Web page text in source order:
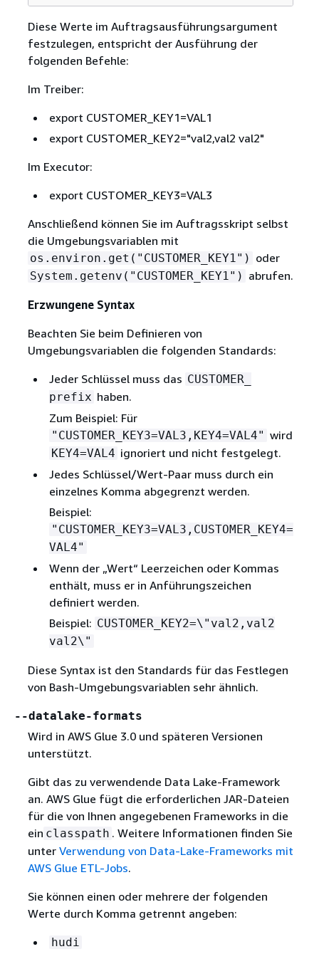
Diese Werte im Auftragsausführungsargument
festzulegen, entspricht der Ausführung der
folgenden Befehle:
Im Treiber:
export CUSTOMER_KEY1=VAL1
export CUSTOMER_KEY2="val2,val2 val2"
Im Executor:
export CUSTOMER_KEY3=VAL3
Anschließend können Sie im Auftragsskript selbst
die Umgebungsvariablen mit
os.environ.get("CUSTOMER_KEY1") oder
System.getenv("CUSTOMER_KEY1") abrufen.
Erzwungene Syntax
Beachten Sie beim Definieren von
Umgebungsvariablen die folgenden Standards:
Jeder Schlüssel muss das CUSTOMER_
prefix haben.
Zum Beispiel: Für
"CUSTOMER_KEY3=VAL3,KEY4=VAL4" wird
KEY4=VAL4 ignoriert und nicht festgelegt.
Jedes Schlüssel/Wert-Paar muss durch ein
einzelnes Komma abgegrenzt werden.
Beispiel:
"CUSTOMER_KEY3=VAL3,CUSTOMER_KEY4=
VAL4"
Wenn der „Wert“ Leerzeichen oder Kommas
enthält, muss er in Anführungszeichen
definiert werden.
Beispiel: CUSTOMER_KEY2=\"val2,val2
val2\"
Diese Syntax ist den Standards für das Festlegen
von Bash-Umgebungsvariablen sehr ähnlich.
--datalake-formats
Wird in AWS Glue 3.0 und späteren Versionen
unterstützt.
Gibt das zu verwendende Data Lake-Framework
an. AWS Glue fügt die erforderlichen JAR-Dateien
für die von Ihnen angegebenen Frameworks in die
ein classpath . Weitere Informationen finden Sie
unter Verwendung von Data-Lake-Frameworks mit
AWS Glue ETL-Jobs.
Sie können einen oder mehrere der folgenden
Werte durch Komma getrennt angeben:
hudi